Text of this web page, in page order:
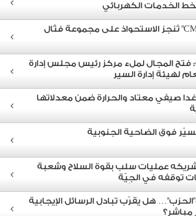
الخدمات الكهربائي
فتح المجال لملء مركز رئيس مجلس إدارة
لهيئة إدارة السير
صيفي معتاد والحرارة ضمن معدلاتها
فوق الضاحية الجنوبية
عمليات سلب بقوة السلاح وشعبة
توقفه في الجِيّة
هل يقرّب تبادل الرسائل الإيجابية
مباشر؟